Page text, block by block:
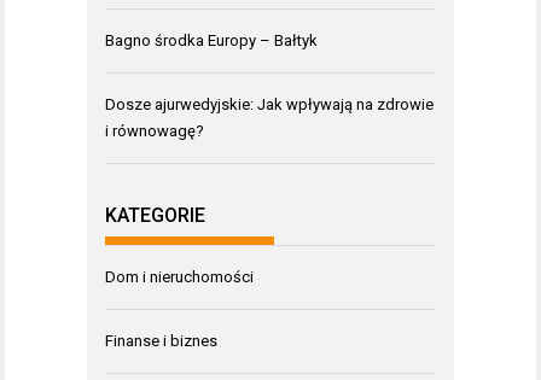
Bagno środka Europy – Bałtyk
Dosze ajurwedyjskie: Jak wpływają na zdrowie
i równowagę?
KATEGORIE
Dom i nieruchomości
Finanse i biznes